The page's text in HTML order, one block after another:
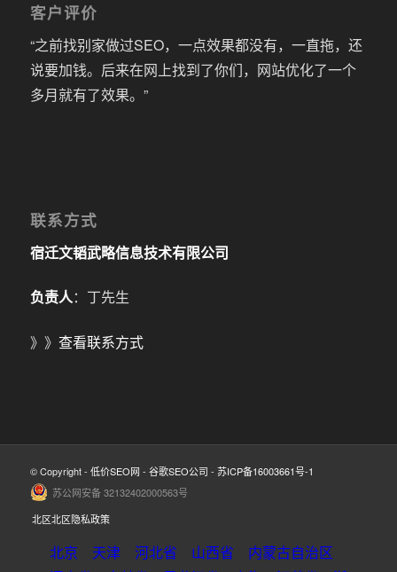
客户评价
“之前找别家做过SEO，一点效果都没有，一直拖，还
说要加钱。后来在网上找到了你们，网站优化了一个
多月就有了效果。”
联系方式
宿迁文韬武略信息技术有限公司
负责人：丁先生
》》 查看联系方式
© Copyright - 低价SEO网 - 谷歌SEO公司 - 苏ICP备16003661号-1
苏公网安备 32132402000563号
北区北区隐私政策
北京 天津 河北省 山西省
内蒙古自治区